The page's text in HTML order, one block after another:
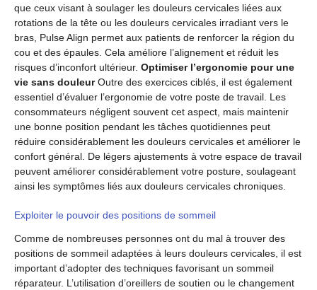
que ceux visant à soulager les douleurs cervicales liées aux
rotations de la tête ou les douleurs cervicales irradiant vers le
bras, Pulse Align permet aux patients de renforcer la région du
cou et des épaules. Cela améliore l’alignement et réduit les
risques d’inconfort ultérieur. Optimiser l’ergonomie pour une
vie sans douleurOutre des exercices ciblés, il est également
essentiel d’évaluer l’ergonomie de votre poste de travail. Les
consommateurs négligent souvent cet aspect, mais maintenir
une bonne position pendant les tâches quotidiennes peut
réduire considérablement les douleurs cervicales et améliorer le
confort général. De légers ajustements à votre espace de travail
peuvent améliorer considérablement votre posture, soulageant
ainsi les symptômes liés aux douleurs cervicales chroniques.
Exploiter le pouvoir des positions de sommeil
Comme de nombreuses personnes ont du mal à trouver des
positions de sommeil adaptées à leurs douleurs cervicales, il est
important d’adopter des techniques favorisant un sommeil
réparateur. L’utilisation d’oreillers de soutien ou le changement